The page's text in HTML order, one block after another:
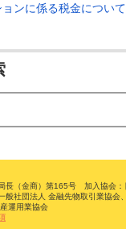
ンに係る税金について
（金商）第165号 加入協会：
般社団法人 金融先物取引業協会
運用業協会